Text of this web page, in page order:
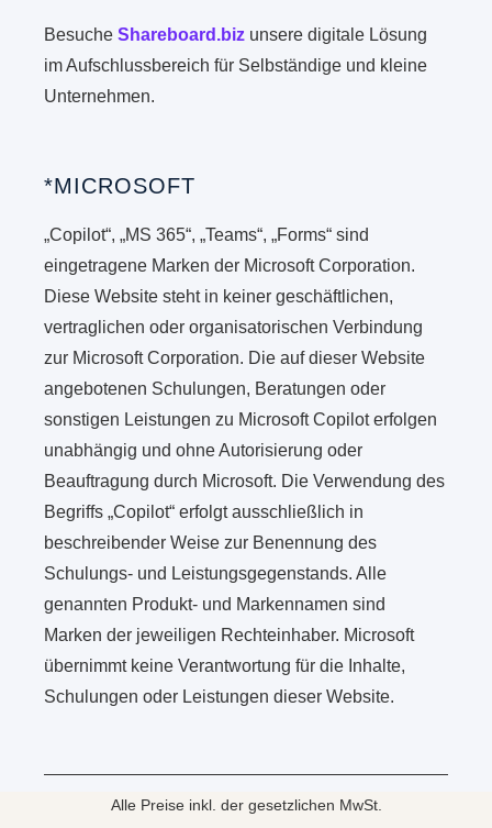
BesucheShareboard.biz unsere digitale Lösung
im Aufschlussbereich für Selbständige und kleine
Unternehmen.
*MICROSOFT
„Copilot“, „MS 365“, „Teams“, „Forms“ sind
eingetragene Marken der Microsoft Corporation.
Diese Website steht in keiner geschäftlichen,
vertraglichen oder organisatorischen Verbindung
zur Microsoft Corporation. Die auf dieser Website
angebotenen Schulungen, Beratungen oder
sonstigen Leistungen zu Microsoft Copilot erfolgen
unabhängig und ohne Autorisierung oder
Beauftragung durch Microsoft. Die Verwendung des
Begriffs „Copilot“ erfolgt ausschließlich in
beschreibender Weise zur Benennung des
Schulungs- und Leistungsgegenstands. Alle
genannten Produkt- und Markennamen sind
Marken der jeweiligen Rechteinhaber. Microsoft
übernimmt keine Verantwortung für die Inhalte,
Schulungen oder Leistungen dieser Website.
Alle Preise inkl. der gesetzlichen MwSt.